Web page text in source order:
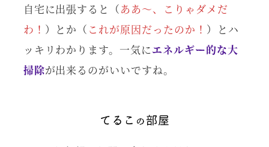
自宅に出張すると（ああ～、こりゃダメだ
わ！ ）とか（ これが原因だったのか！ ）とハ
ッキリわかります。一気にエネルギー的な大
掃除が出来るのがいいですね。